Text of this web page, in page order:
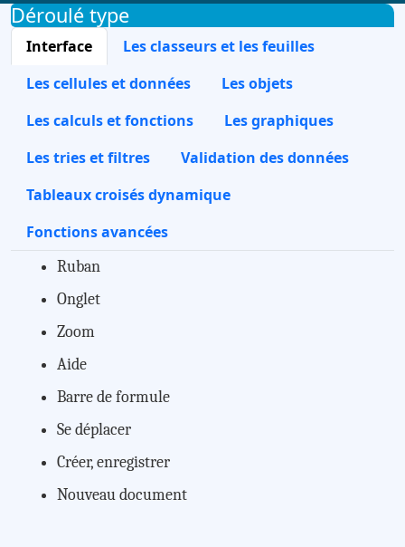
Déroulé type
Interface
Les classeurs et les feuilles
Les cellules et données
Les objets
Les calculs et fonctions
Les graphiques
Les tries et filtres
Validation des données
Tableaux croisés dynamique
Fonctions avancées
Ruban
Onglet
Zoom
Aide
Barre de formule
Se déplacer
Créer, enregistrer
Nouveau document